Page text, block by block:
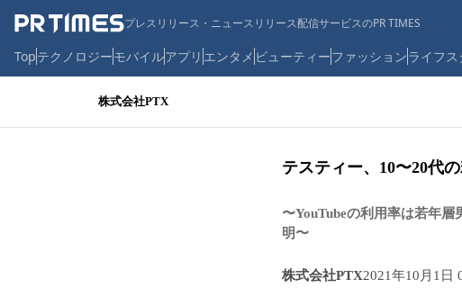
プレスリリース・ニュースリリース配信サービスのPR TIMES
Topテクノロジーモバイルアプリ エンタメ ビューティーファッションライフ
株式会社PTX
テスティー、10〜20代
〜YouTubeの利用率は若年
明〜
株式会社PTX2021年10月1日